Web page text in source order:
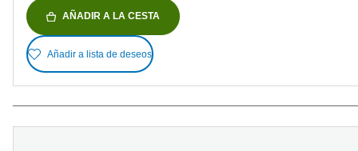
AÑADIR A LA CESTA
Añadir a lista de deseos